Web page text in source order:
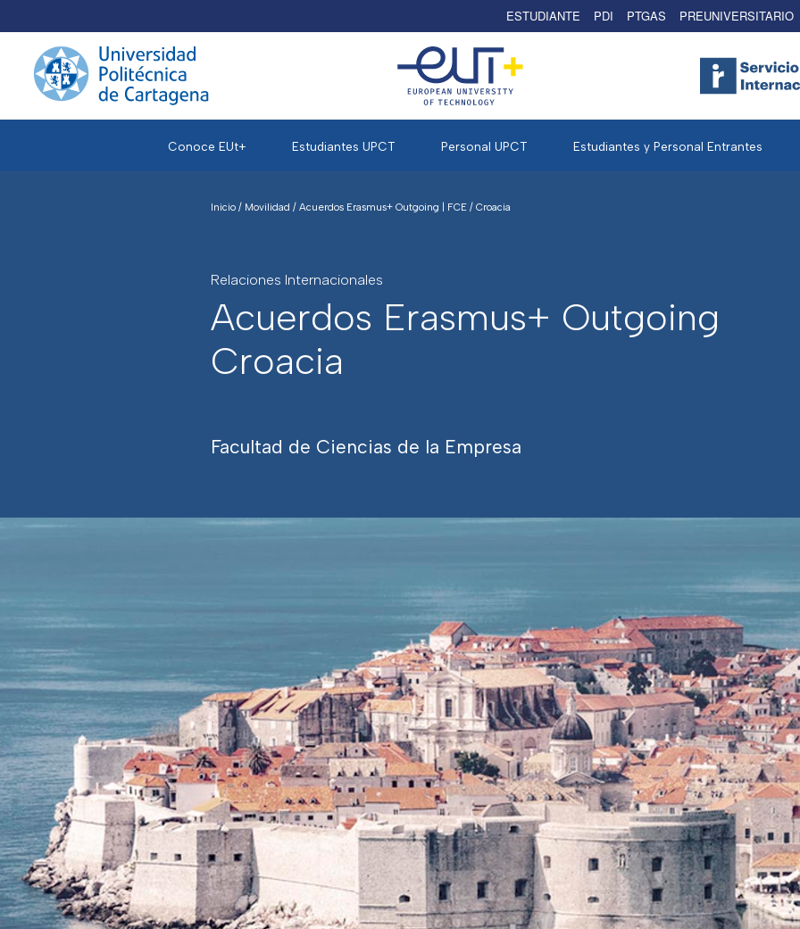
ESTUDIANTE PDI PTGAS PREUNIVERSITARIO
Conoce EUt+ Estudiantes UPCT Personal UPCT Estudiantes y Personal Entrantes
Inicio / Movilidad / Acuerdos Erasmus+ Outgoing | FCE / Croacia
Relaciones Internacionales
Acuerdos Erasmus+ Outgoing
Croacia
Facultad de Ciencias de la Empresa